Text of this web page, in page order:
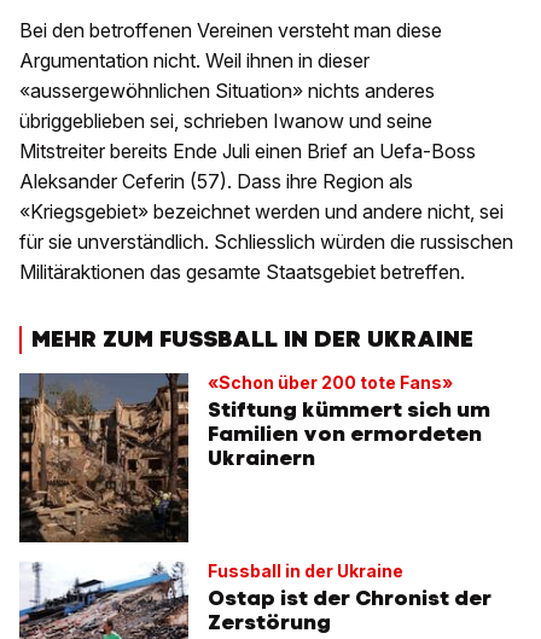
Bei den betroffenen Vereinen versteht man diese
Argumentation nicht. Weil ihnen in dieser
«aussergewöhnlichen Situation» nichts anderes
übriggeblieben sei, schrieben Iwanow und seine
Mitstreiter bereits Ende Juli einen Brief an Uefa-Boss
Aleksander Ceferin (57). Dass ihre Region als
«Kriegsgebiet» bezeichnet werden und andere nicht, sei
für sie unverständlich. Schliesslich würden die russischen
Militäraktionen das gesamte Staatsgebiet betreffen.
MEHR ZUM FUSSBALL IN DER UKRAINE
«Schon über 200 tote Fans»
Stiftung kümmert sich um
Familien von ermordeten
Ukrainern
Fussball in der Ukraine
Ostap ist der Chronist der
Zerstörung